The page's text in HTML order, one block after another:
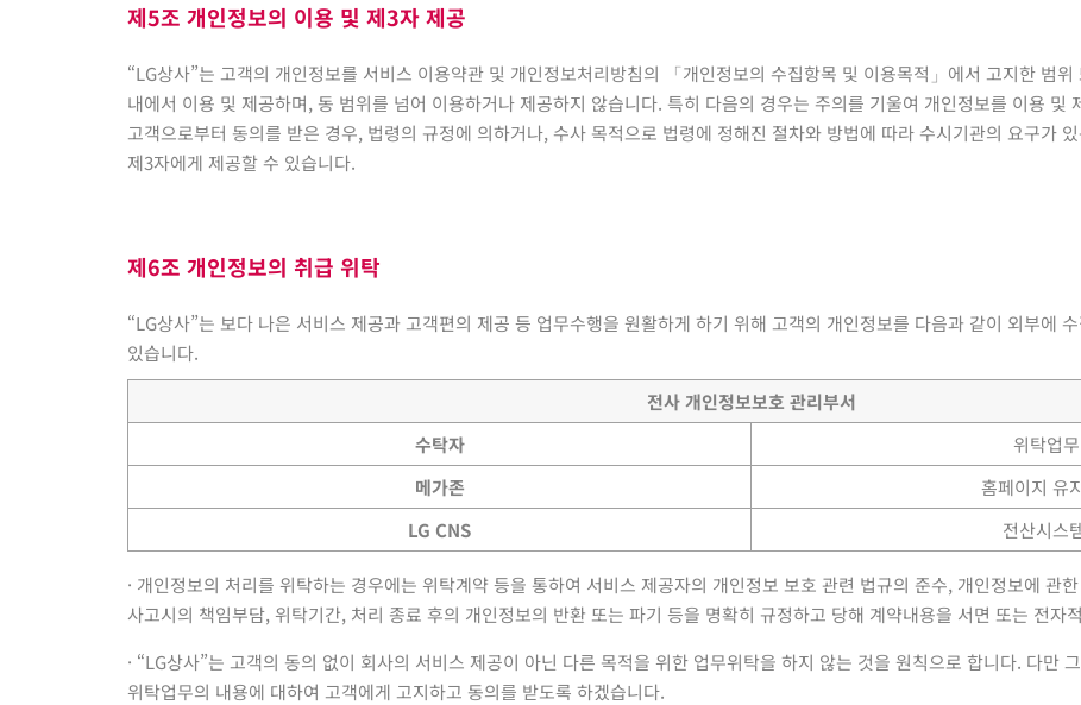
제5조 개인정보의 이용 및 제3자 제공
“LG상사”는 고객의 개인정보를 서비스 이용약관 및 개인정보처리방침의 「개인정보의 수집항목 및 이용목적」에서 고지한 범
내에서 이용 및 제공하며, 동 범위를 넘어 이용하거나 제공하지 않습니다. 특히 다음의 경우는 주의를 기울여 개인정보를 이용 및
고객으로부터 동의를 받은 경우, 법령의 규정에 의하거나, 수사 목적으로 법령에 정해진 절차와 방법에 따라 수시기관의 요구가
제3자에게 제공할 수 있습니다.
제6조 개인정보의 취급 위탁
“LG상사”는 보다 나은 서비스 제공과 고객편의 제공 등 업무수행을 원활하게 하기 위해 고객의 개인정보를 다음과 같이 외부에
있습니다.
전사 개인정보보호 관리부서
수탁자
위탁업
메가존
홈페이지 유
LG CNS
전산시스
· 개인정보의 처리를 위탁하는 경우에는 위탁계약 등을 통하여 서비스 제공자의 개인정보 보호 관련 법규의 준수, 개인정보에 관
사고시의 책임부담, 위탁기간, 처리 종료 후의 개인정보의 반환 또는 파기 등을 명확히 규정하고 당해 계약내용을 서면 또는 전자
· “LG상사”는 고객의 동의 없이 회사의 서비스 제공이 아닌 다른 목적을 위한 업무위탁을 하지 않는 것을 원칙으로 합니다. 다만
위탁업무의 내용에 대하여 고객에게 고지하고 동의를 받도록 하겠습니다.